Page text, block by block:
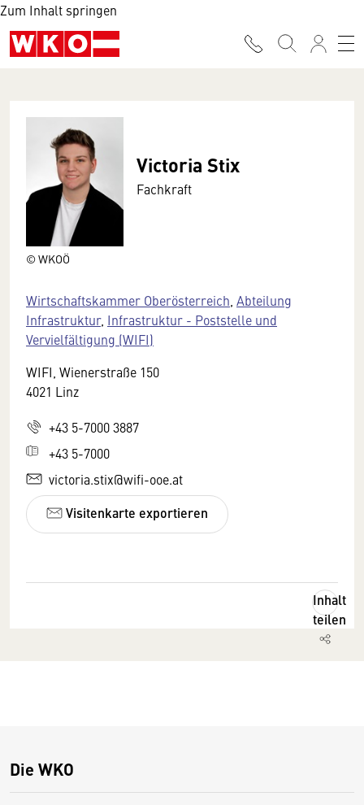
Zum Inhalt springen
© WKOÖ
Victoria Stix
Fachkraft
Wirtschaftskammer Oberösterreich Abteilung
Infrastruktur, Infrastruktur - Poststelle und
Vervielfältigung (WIFI)
WIFI, Wienerstraße 150
4021 Linz
+43 5-7000 3887
+43 5-7000
victoria.stix@wifi-ooe.at
Visitenkarte exportieren
Inhalt
teilen
Die WKO